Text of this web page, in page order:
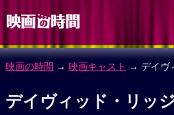
映画の時間 → 映画キャスト → デイヴ
デイヴィッド・リッ